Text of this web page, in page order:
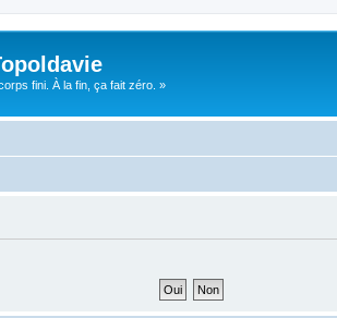
fini. À la fin, ça fait zéro. »